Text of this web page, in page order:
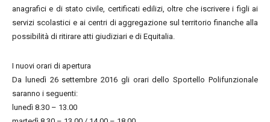
anagrafici e di stato civile, certificati edilizi, oltre che iscrivere i figli ai
servizi scolastici e ai centri di aggregazione sul territorio finanche alla
possibilità di ritirare atti giudiziari e di Equitalia.
I nuovi orari di apertura
Da lunedì 26 settembre 2016 gli orari dello Sportello Polifunzionale
saranno i seguenti:
lunedì 8.30 – 13.00